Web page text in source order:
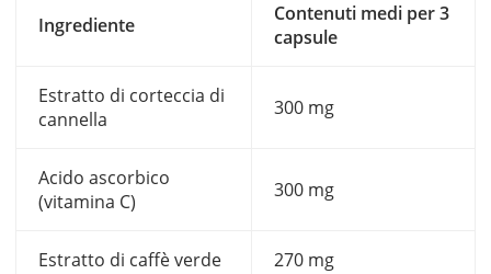
Ingrediente
Contenuti medi per 3
capsule
Estratto di corteccia di
cannella
300 mg
Acido ascorbico
(vitamina C)
300 mg
Estratto di caffè verde 270 mg